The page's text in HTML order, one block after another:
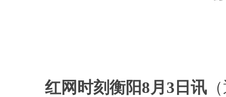
红网时刻衡阳8月3日讯